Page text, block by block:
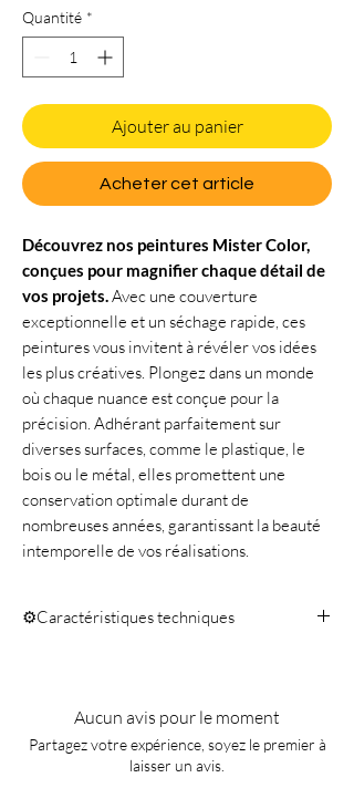
Quantité *
Ajouter au panier
Acheter cet article
Découvrez nos peintures Mister Color,
conçues pour magnifier chaque détail de
vos projets. Avec une couverture
exceptionnelle et un séchage rapide, ces
peintures vous invitent à révéler vos idées
les plus créatives. Plongez dans un monde
où chaque nuance est conçue pour la
précision. Adhérant parfaitement sur
diverses surfaces, comme le plastique, le
bois ou le métal, elles promettent une
conservation optimale durant de
nombreuses années, garantissant la beauté
intemporelle de vos réalisations.
⚙️Caractéristiques techniques
Aucun avis pour le moment
Partagez votre expérience, soyez le premier à
laisser un avis.